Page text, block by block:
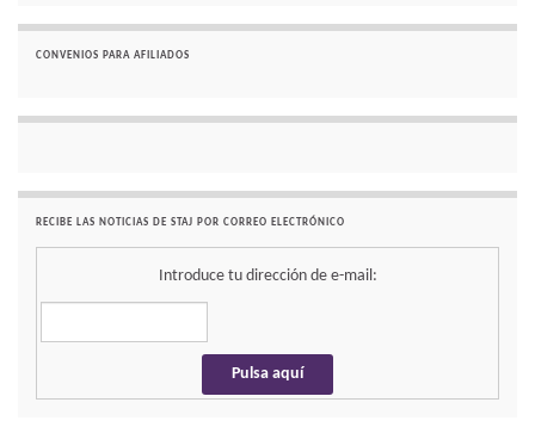
CONVENIOS PARA AFILIADOS
RECIBE LAS NOTICIAS DE STAJ POR CORREO ELECTRÓNICO
Introduce tu dirección de e-mail: